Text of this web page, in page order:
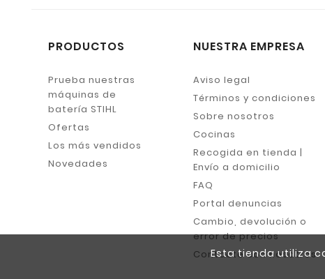
Esta tienda utiliza
PRODUCTOS
Prueba nuestras
máquinas de
batería STIHL
Ofertas
Los más vendidos
Novedades
NUESTRA EMPRESA
Aviso legal
Términos y condiciones
Sobre nosotros
Cocinas
Recogida en tienda |
Envío a domicilio
FAQ
Portal denuncias
Cambio, devolución o
error de precios
Contacte con nosotros